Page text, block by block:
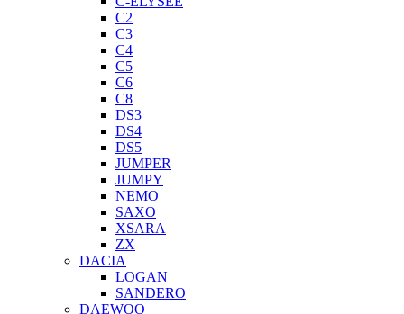
C2
C3
C4
C5
C6
C8
DS3
DS4
DS5
JUMPER
JUMPY
NEMO
SAXO
XSARA
ZX
DACIA
LOGAN
SANDERO
DAEWOO